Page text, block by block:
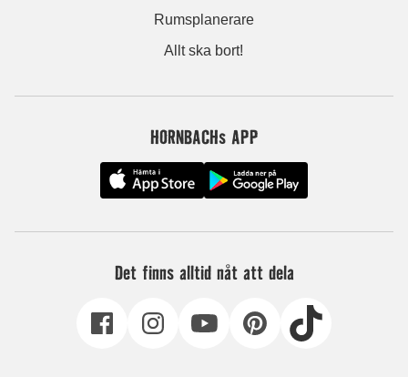
Rumsplanerare
Allt ska bort!
HORNBACHs APP
Det finns alltid nåt att dela